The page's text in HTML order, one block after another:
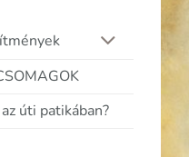
úti patikában?